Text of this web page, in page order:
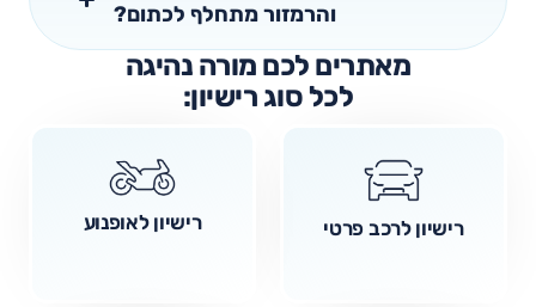
והרמזור מתחלף לכתום?
מאתרים לכם מורה נהיגה
לכל סוג רישיון:
רישיון לרכב פרטי רישיון לאופנוע